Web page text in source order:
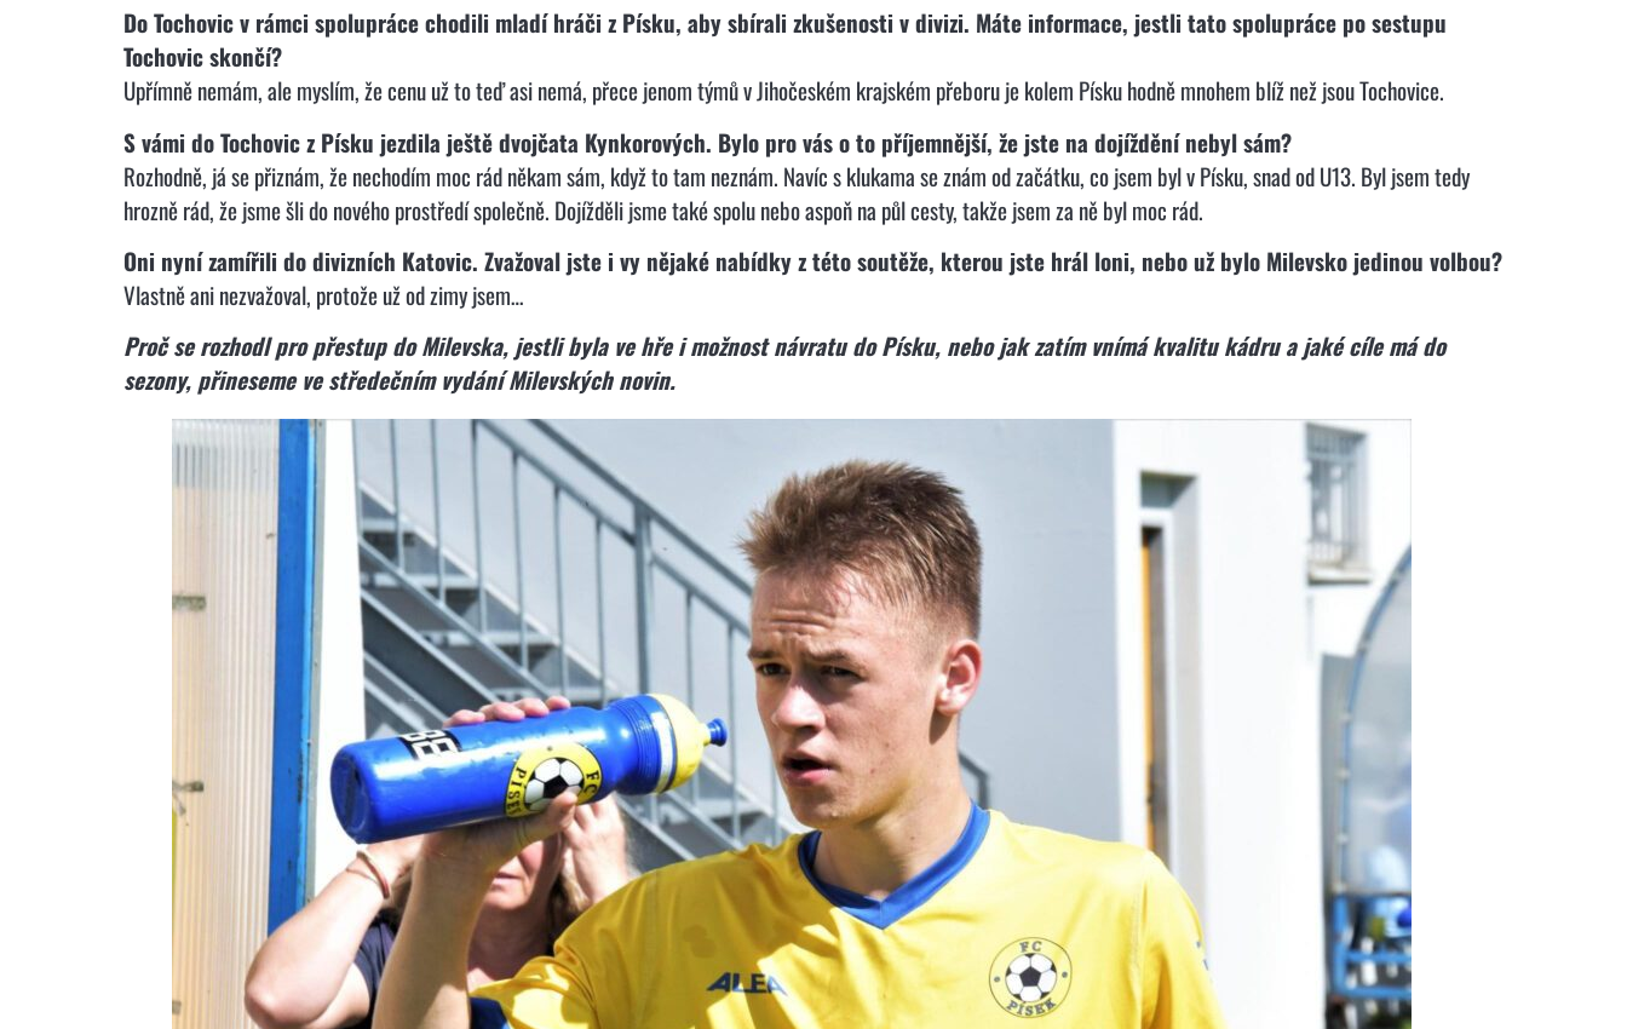
Do Tochovic v rámci spolupráce chodili mladí hráči z Písku, aby sbírali zkušenosti v divizi. Máte informace, jestli tato spolupráce po sestupu
Tochovic skončí?
Upřímně nemám, ale myslím, že cenu už to teď asi nemá, přece jenom týmů v Jihočeském krajském přeboru je kolem Písku hodně mnohem blíž než jsou Tochovice.
S vámi do Tochovic z Písku jezdila ještě dvojčata Kynkorových. Bylo pro vás o to příjemnější, že jste na dojíždění nebyl sám?
Rozhodně, já se přiznám, že nechodím moc rád někam sám, když to tam neznám. Navíc s klukama se znám od začátku, co jsem byl v Písku, snad od U13. Byl jsem tedy
hrozně rád, že jsme šli do nového prostředí společně. Dojížděli jsme také spolu nebo aspoň na půl cesty, takže jsem za ně byl moc rád.
Oni nyní zamířili do divizních Katovic. Zvažoval jste i vy nějaké nabídky z této soutěže, kterou jste hrál loni, nebo už bylo Milevsko jedinou volbou?
Vlastně ani nezvažoval, protože už od zimy jsem…
Proč se rozhodl pro přestup do Milevska, jestli byla ve hře i možnost návratu do Písku, nebo jak zatím vnímá kvalitu kádru a jaké cíle má do
sezony, přineseme ve středečním vydání Milevských novin.